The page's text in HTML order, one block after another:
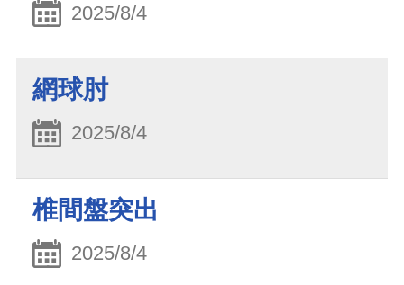
2025/8/4
網球肘
2025/8/4
椎間盤突出
2025/8/4